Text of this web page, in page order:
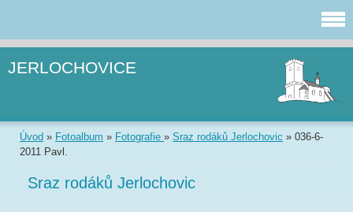
JERLOCHOVICE
Úvod » Fotoalbum » Fotografie » Sraz rodáků Jerlochovic » 036-6-
2011 Pavl.
Sraz rodáků Jerlochovic